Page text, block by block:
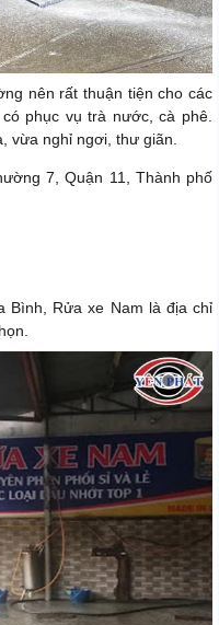
nên rất thuận tiện cho các
phục vụ trà nước, cà phê.
vừa nghỉ ngơi, thư giãn.
7, Quận 11, Thành phố
Bình, Rửa xe Nam là địa chỉ